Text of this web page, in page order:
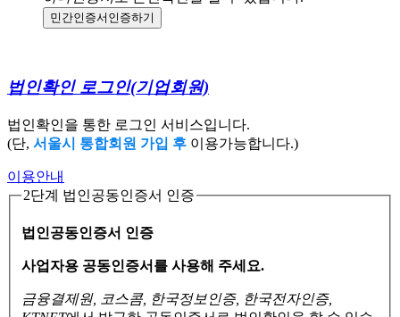
민간인증서 인증하기
법인확인 로그인(기업회원)
법인확인을 통한 로그인 서비스입니다.
(단, 서울시 통합회원 가입 후 이용가능합니다.)
이용안내
2단계 법인공동인증서 인증
법인공동인증서 인증
사업자용 공동인증서를 사용해 주세요.
금융결제원, 코스콤, 한국정보인증, 한국전자인증,